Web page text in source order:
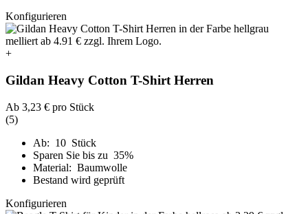
Konfigurieren
+
Gildan Heavy Cotton T-Shirt Herren
Ab 3,23 € pro Stück
(5)
Ab: 10 Stück
Sparen Sie bis zu 35%
Material: Baumwolle
Bestand wird geprüft
Konfigurieren